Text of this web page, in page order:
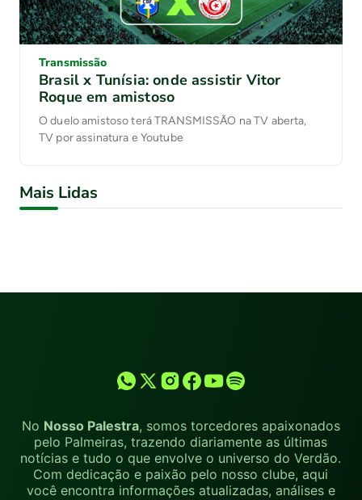
Transmissão
Brasil x Tunísia: onde assistir Vitor
Roque em amistoso
O duelo amistoso terá TRANSMISSÃO na TV aberta,
TV por assinatura e Youtube
Mais Lidas
No Nosso Palestra, somos torcedores apaixonados
pelo Palmeiras, trazendo diariamente as últimas
notícias e tudo o que envolve o universo do Verdão.
Com dedicação e paixão pelo nosso clube, aqui
você encontra informações atualizadas, análises e